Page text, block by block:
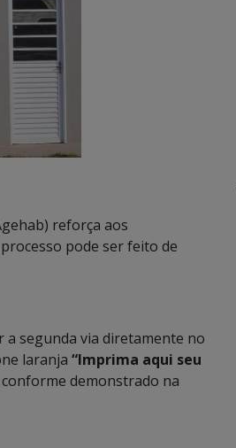
reforça aos
pode ser feito de
a segunda via diretamente no
laranja “Imprima aqui seu
demonstrado na